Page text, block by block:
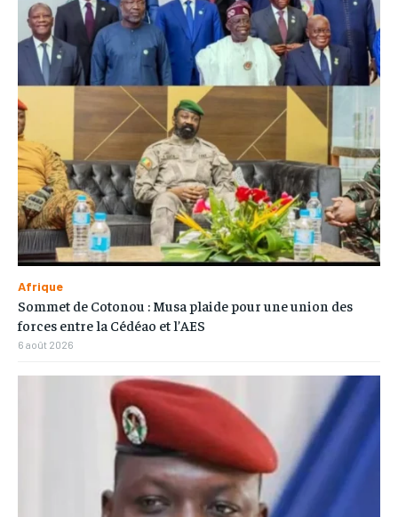
Afrique
Sommet de Cotonou : Musa plaide pour une union des
forces entre la Cédéao et l’AES
6 août 2026